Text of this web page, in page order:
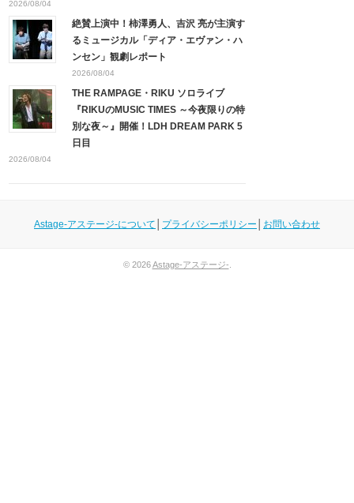
2026/08/04
絶賛上演中！柿澤勇人、吉沢 亮が主演す
るミュージカル「ディア・エヴァン・ハ
ンセン」観劇レポート
2026/08/04
THE RAMPAGE・RIKU ソロライブ
『RIKUのMUSIC TIMES ～今夜限りの特
別な夜～』開催！LDH DREAM PARK 5
日目
2026/08/04
Astage-アステージ-について プライバシーポリシー お問い合わせ
© 2026Astage-アステージ-